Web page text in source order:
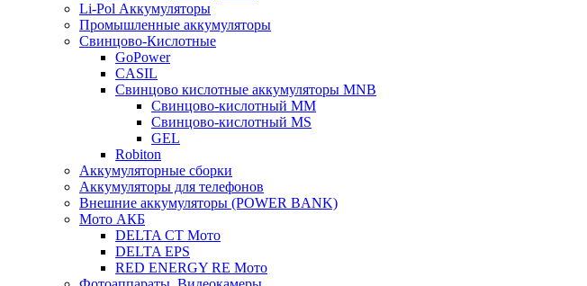
Li-Pol Аккумуляторы
Промышленные аккумуляторы
Свинцово-Кислотные
GoPower
CASIL
Свинцово кислотные аккумуляторы MNB
Cвинцово-кислотный MM
Cвинцово-кислотный MS
GEL
Robiton
Аккумуляторные сборки
Аккумуляторы для телефонов
Внешние аккумуляторы (POWER BANK)
Мото АКБ
DELTA CT Мото
DELTA EPS
RED ENERGY RE Мото